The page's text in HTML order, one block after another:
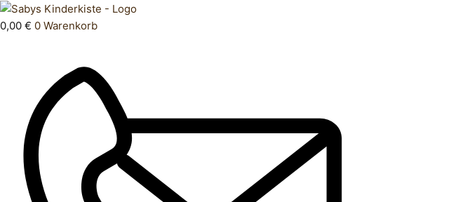
Zum
Inhalt
0,00 € 0 Warenkorb
Products
search
T
Shirt